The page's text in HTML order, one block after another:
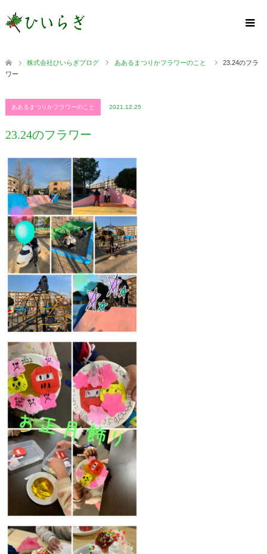
株式会社ひいらぎブログ ああるまつりかフラワーのこと
23.24のフラ
ワー
ああるまつりかフラワーのこと 2021.12.25
23.24のフラワー